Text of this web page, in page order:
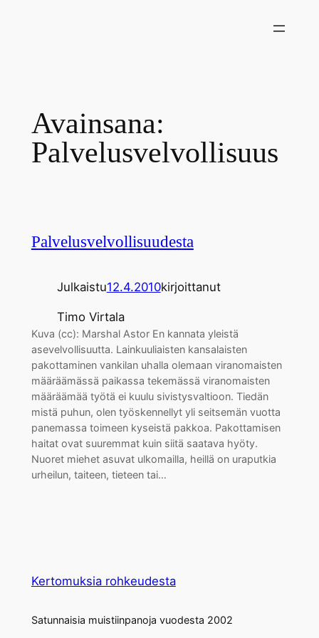
Avainsana:
Palvelusvelvollisuus
Palvelusvelvollisuudesta
Julkaistu12.4.2010kirjoittanut
Timo Virtala
Kuva (cc): Marshal Astor En kannata yleistä
asevelvollisuutta. Lainkuuliaisten kansalaisten
pakottaminen vankilan uhalla olemaan viranomaisten
määräämässä paikassa tekemässä viranomaisten
määräämää työtä ei kuulu sivistysvaltioon. Tiedän
mistä puhun, olen työskennellyt yli seitsemän vuotta
panemassa toimeen kyseistä pakkoa. Pakottamisen
haitat ovat suuremmat kuin siitä saatava hyöty.
Nuoret miehet asuvat ulkomailla, heillä on uraputkia
urheilun, taiteen, tieteen tai…
Kertomuksia rohkeudesta
Satunnaisia muistiinpanoja vuodesta 2002